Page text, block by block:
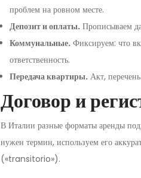
проблем на ровном месте.
Депозит и оплаты. Прописываем
Коммунальные. Фиксируем: что
ответственность.
Передача квартиры. Акт,
Договор и
В Италии разные форматы аренды
нужен термин, используем его
(«transitorio»).